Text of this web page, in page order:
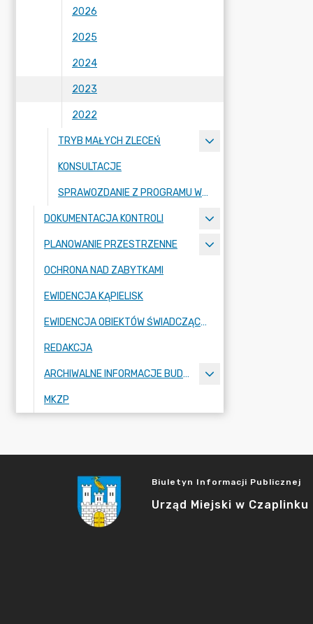
2026
2025
2024
2023
2022
TRYB MAŁYCH ZLECEŃ
KONSULTACJE
SPRAWOZDANIE Z PROGRAMU WSPÓŁPRACY
DOKUMENTACJA KONTROLI
PLANOWANIE PRZESTRZENNE
OCHRONA NAD ZABYTKAMI
EWIDENCJA KĄPIELISK
EWIDENCJA OBIEKTÓW ŚWIADCZĄCYCH USŁUGI HOTELARSKIE
REDAKCJA
ARCHIWALNE INFORMACJE BUDŻETOWE
MKZP
Biuletyn Informacji Publicznej
Urząd Miejski w Czaplinku